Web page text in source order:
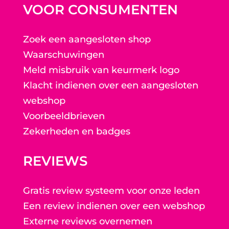
VOOR CONSUMENTEN
Zoek een aangesloten shop
Waarschuwingen
Meld misbruik van keurmerk logo
Klacht indienen over een aangesloten
webshop
Voorbeeldbrieven
Zekerheden en badges
REVIEWS
Gratis review systeem voor onze leden
Een review indienen over een webshop
Externe reviews overnemen